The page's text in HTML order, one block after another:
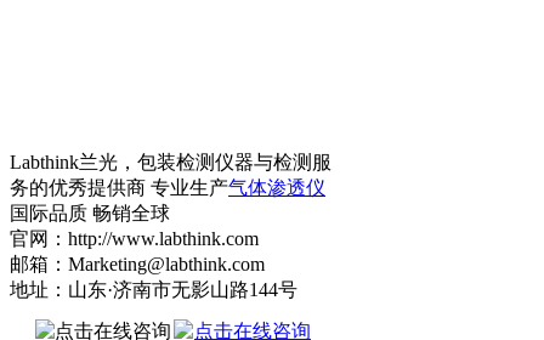
Labthink兰光，包装检测仪器与检测服
务的优秀提供商 专业生产气体渗透仪
国际品质 畅销全球
官网：http://www.labthink.com
邮箱：Marketing@labthink.com
地址：山东·济南市无影山路144号